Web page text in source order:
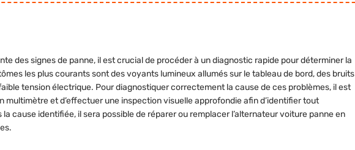
des signes de panne, il est crucial de procéder à un diagnostic rapide pour déterminer la
les plus courants sont des voyants lumineux allumés sur le tableau de bord,des bruits
tension électrique. Pour diagnostiquer correctement la cause de ces problèmes, il est
multimètre et d’effectuer une inspection visuelle approfondie afin d’identifier tout
cause identifiée, il sera possible de réparer ou remplacer l’alternateur voiture panneen